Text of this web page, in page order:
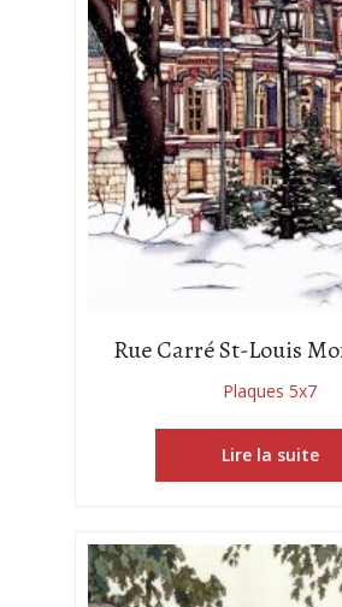
Rue Carré St-Louis
Plaques 5x7
Lire la suite